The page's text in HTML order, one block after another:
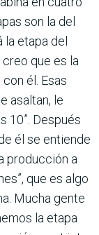
son la del
la etapa del
que es la
él. Esas
asaltan, le
10”. Después
él se entiende
producción a
que es algo
Mucha gente
la etapa